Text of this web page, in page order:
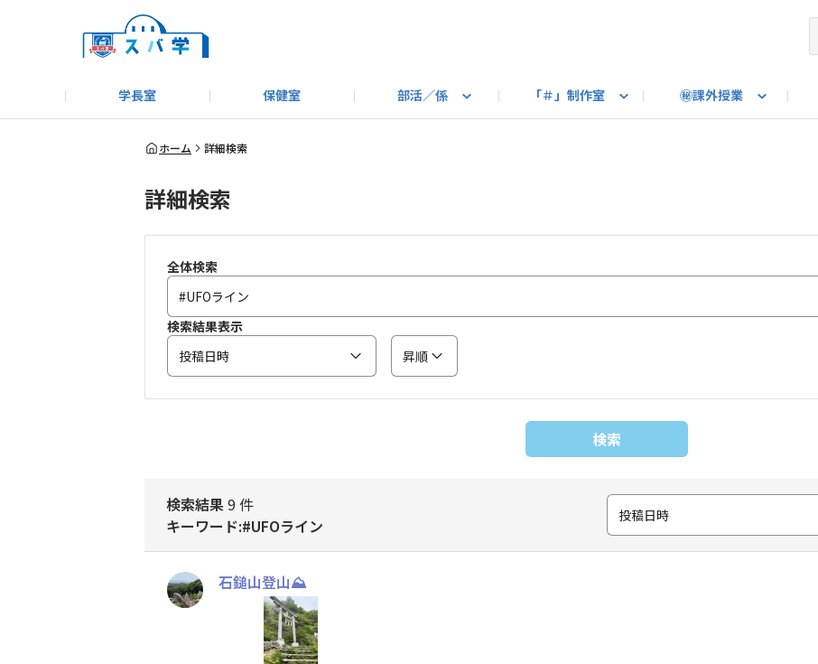
学長室 保健室 部活／係
キャンプ＆アウトドア部
モータースポーツ部
「＃」制作室
＃洗車同好会
その他
㊙課外授業
教えてコーナー
はじめましての方へ
SUBARUオフィシャルWebサイト
ホーム 詳細検索
詳細検索
全体検索
検索結果表示
投稿日時
昇順
検索
検索結果9 件
キーワード:#UFOライン
投稿日時
石鎚山登山⛰️